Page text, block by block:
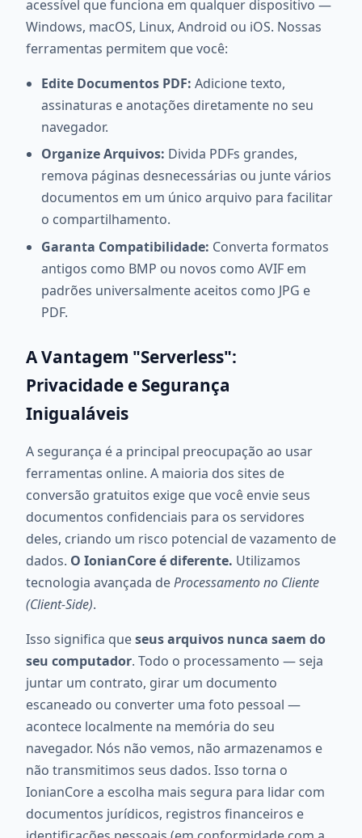
acessível que funciona em qualquer dispositivo —
Windows, macOS, Linux, Android ou iOS. Nossas
ferramentas permitem que você:
Edite Documentos PDF: Adicione texto,
assinaturas e anotações diretamente no seu
navegador.
Organize Arquivos: Divida PDFs grandes,
remova páginas desnecessárias ou junte vários
documentos em um único arquivo para facilitar
o compartilhamento.
Garanta Compatibilidade: Converta formatos
antigos como BMP ou novos como AVIF em
padrões universalmente aceitos como JPG e
PDF.
A Vantagem "Serverless":
Privacidade e Segurança
Inigualáveis
A segurança é a principal preocupação ao usar
ferramentas online. A maioria dos sites de
conversão gratuitos exige que você envie seus
documentos confidenciais para os servidores
deles, criando um risco potencial de vazamento de
dados. O IonianCore é diferente. Utilizamos
tecnologia avançada deProcessamento no Cliente
(Client-Side).
Isso significa queseus arquivos nunca saem do
seu computador. Todo o processamento — seja
juntar um contrato, girar um documento
escaneado ou converter uma foto pessoal —
acontece localmente na memória do seu
navegador. Nós não vemos, não armazenamos e
não transmitimos seus dados. Isso torna o
IonianCore a escolha mais segura para lidar com
documentos jurídicos, registros financeiros e